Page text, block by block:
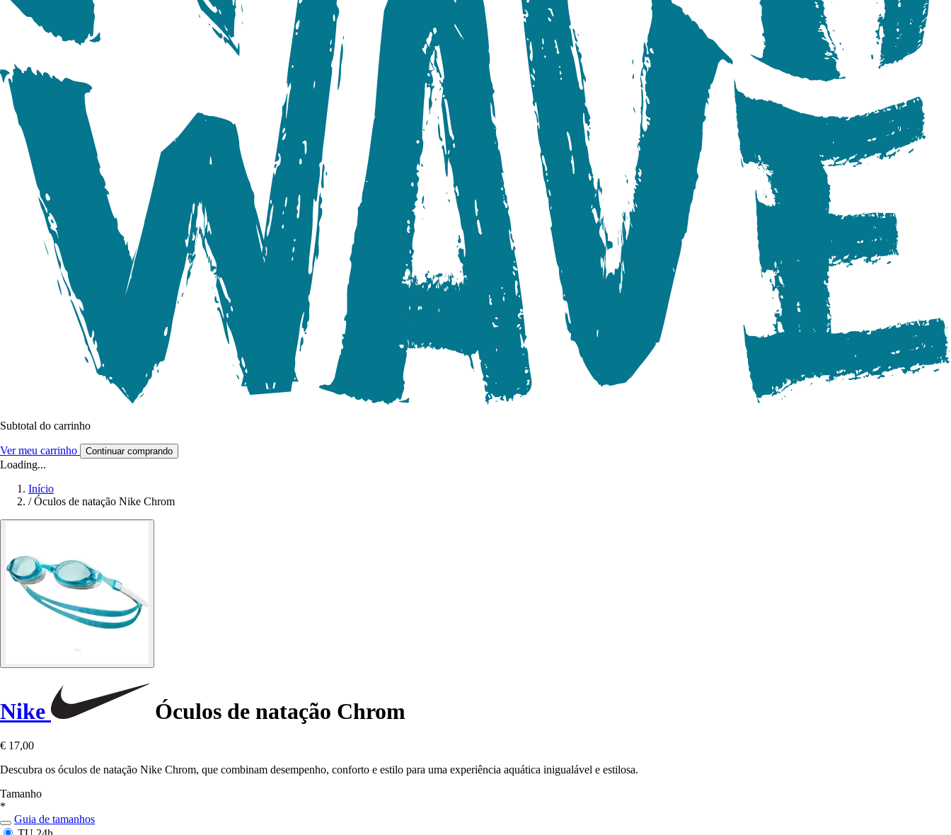
Subtotal do carrinho
Ver meu carrinho Continuar comprando
Loading...
Início
/ Óculos de natação Nike Chrom
Nike Óculos de natação Chrom
€ 17,00
Descubra os óculos de natação Nike Chrom, que combinam desempenho, conforto e estilo para uma experiência aquática inigualável e estilosa.
Tamanho
*
Guia de tamanhos